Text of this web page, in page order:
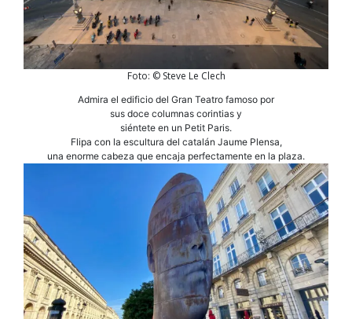
Foto: © Steve Le Clech
Admira el edificio del Gran Teatro famoso por
sus doce columnas corintias y
siéntete en un Petit Paris.
Flipa con la escultura del catalán Jaume Plensa,
una enorme cabeza que encaja perfectamente en la plaza.